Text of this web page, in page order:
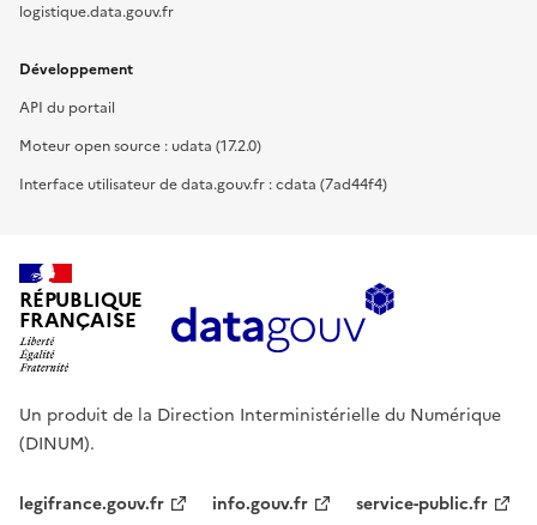
logistique.data.gouv.fr
Développement
API du portail
Moteur open source : udata (17.2.0)
Interface utilisateur de data.gouv.fr : cdata (7ad44f4)
RÉPUBLIQUE
FRANÇAISE
Un produit de la Direction Interministérielle du Numérique
(DINUM).
legifrance.gouv.fr info.gouv.fr service-public.fr